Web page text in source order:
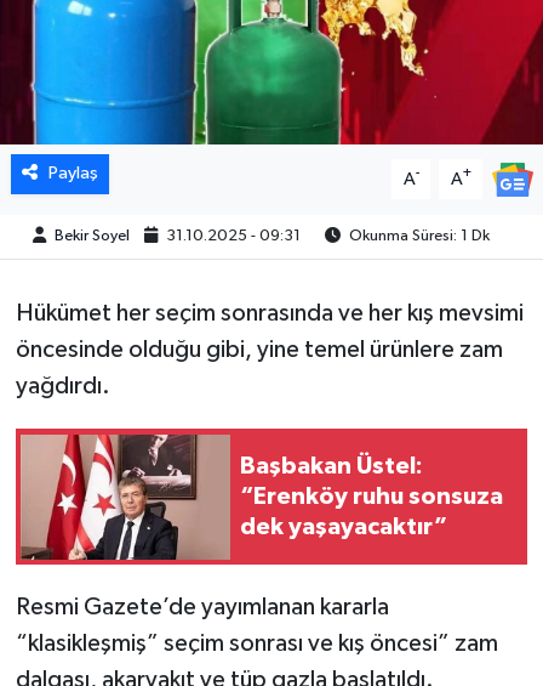
Paylaş A- A+
Bekir Soyel 31.10.2025 - 09:31 Okunma Süresi: 1 Dk
Hükümet her seçim sonrasında ve her kış mevsimi
öncesinde olduğu gibi, yine temel ürünlere zam
yağdırdı.
Başbakan Üstel:
“Erenköy ruhu sonsuza
dek yaşayacaktır”
Resmi Gazete’de yayımlanan kararla
“klasikleşmiş” seçim sonrası ve kış öncesi” zam
dalgası, akaryakıt ve tüp gazla başlatıldı.